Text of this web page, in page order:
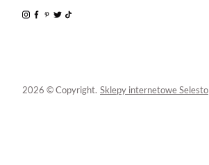
2026 © Copyright. Sklepy internetowe Selesto